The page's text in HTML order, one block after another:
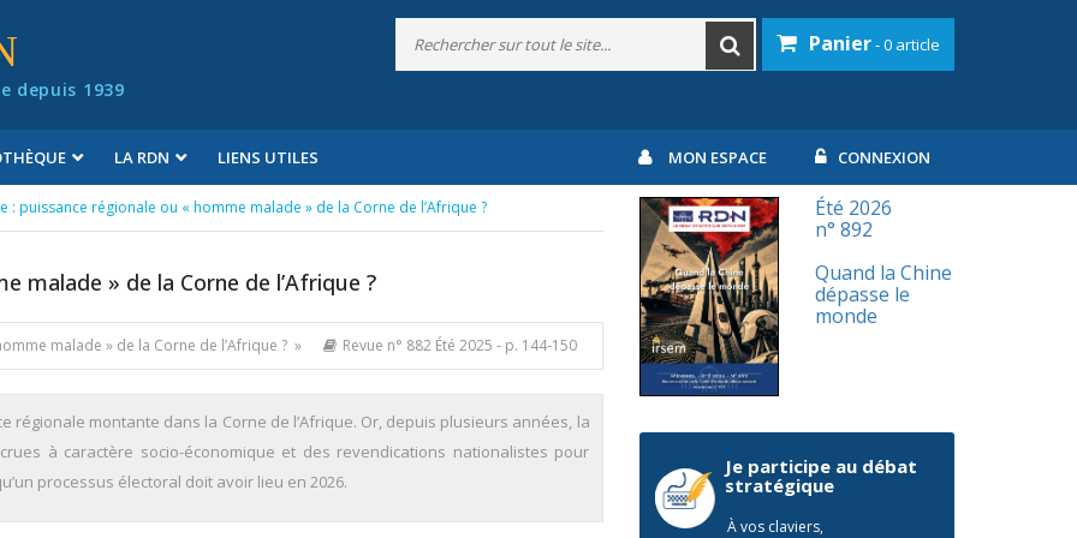
depuis 1939
Panier- 0 article
LA RDN LIENS UTILES MON ESPACE CONNEXION
: puissance régionale ou « homme malade » de la Corne de l’Afrique ?
malade » de la Corne de l’Afrique ?
malade » de la Corne de l’Afrique ? » Revue n° 882 Été 2025 - p. 144-150
régionale montante dans la Corne de l’Afrique. Or, depuis plusieurs années, la
à caractère socio-économique et des revendications nationalistes pour
processus électoral doit avoir lieu en 2026.
Été 2026
n° 892
Quand la Chine
dépasse le
monde
Je participe au débat
stratégique
À vos claviers,